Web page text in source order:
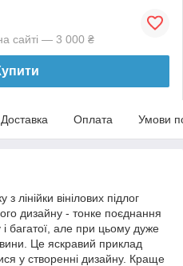
сайті — 3 000 ₴
Доставка Оплата Умови
лінійки вінілових підлог
дизайну - тонке поєднання
і багатої, але при цьому дуже
Це яскравий приклад
у створенні дизайну. Краще